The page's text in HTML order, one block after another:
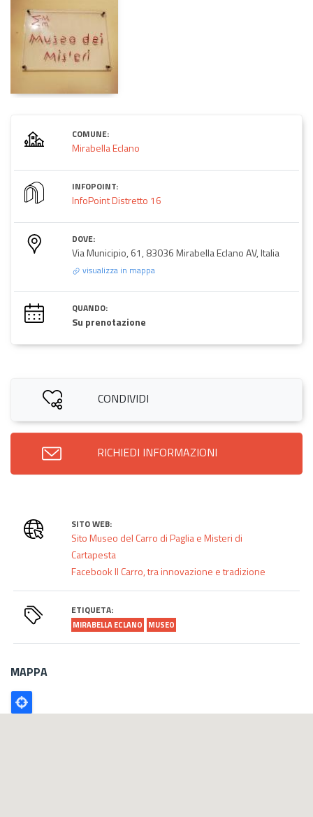
COMUNE:
Mirabella Eclano
INFOPOINT:
InfoPoint Distretto 16
DOVE:
Via Municipio, 61, 83036 Mirabella Eclano AV, Italia
visualizza in mappa
QUANDO:
Su prenotazione
CONDIVIDI
RICHIEDI INFORMAZIONI
SITO WEB:
Sito Museo del Carro di Paglia e Misteri di
Cartapesta
Facebook Il Carro, tra innovazione e tradizione
ETIQUETA:
MIRABELLA ECLANO MUSEO
MAPPA
Poligono
GEO